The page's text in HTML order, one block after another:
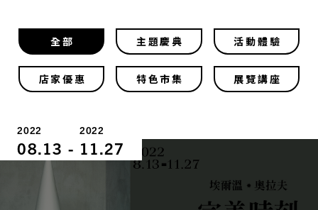
全部 主題慶典 活動體驗
店家優惠 特色市集 展覽講座
2022
08.13 -
2022
11.27